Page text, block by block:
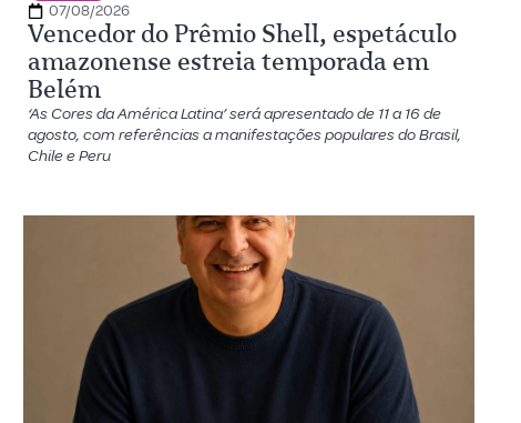
07/08/2026
Vencedor do Prêmio Shell, espetáculo
amazonense estreia temporada em
Belém
‘As Cores da América Latina’ será apresentado de 11 a 16 de
agosto, com referências a manifestações populares do Brasil,
Chile e Peru